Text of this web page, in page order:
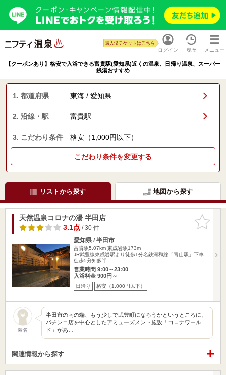
ログイン
購入済チケットはこちら
履歴 メニュー
【クーポンあり】格安で入浴できる富貴駅(愛知県)近くの温泉、日帰り温泉、スーパー
銭湯おすすめ
1. 都道府県 東海 / 愛知県
2. 沿線・駅 富貴駅
3. こだわり条件 格安（1,000円以下）
こだわり条件を変更する
リストから探す 地図から探す
お気に入
りに追加
天然温泉コロナの湯 半田店
3.1点/ 30 件
愛知県 / 半田市
富貴駅5.07km 東成岩駅173m
JR武豊線東成岩駅より徒歩1分名鉄河和線「青山駅」下車
徒歩5分知多半…
営業時間 9:00～23:00
入浴料金 900円～
日帰り 格安（1,000円以下）
匿名
半田市の南の端、もう少しで武豊町になろうかというところに、
パチンコ店を中心としたアミューズメント施設「コロナワール
ド」があ…
関連情報から探す